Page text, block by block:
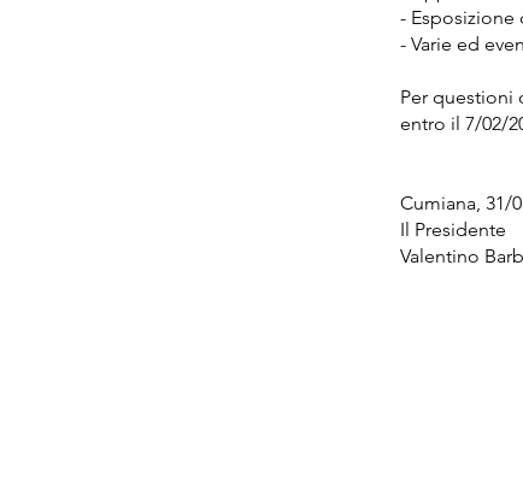
- ⁠Esposizione
- ⁠Varie ed
Per questioni
entro il 7/02/
Cumiana, 31/
Il Presidente
Valentino